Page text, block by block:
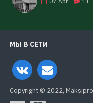
МЫ В СЕТИ
Copyright © 2022,